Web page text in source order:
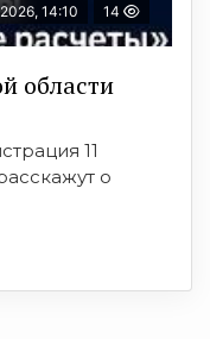
14:10 14
области
11
о